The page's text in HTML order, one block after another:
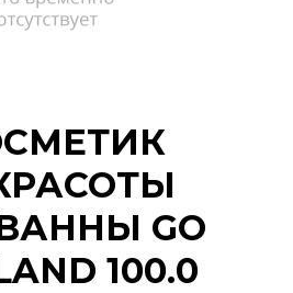
GO
100.0